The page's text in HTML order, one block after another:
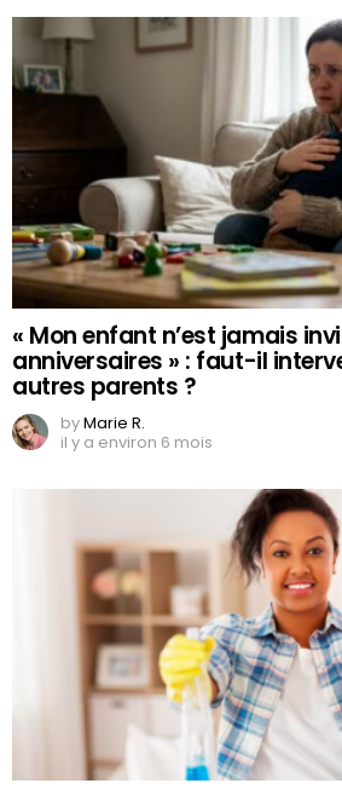
« Mon enfant n’est jamais
anniversaires » : faut-il
autres parents ?
byMarie R.
il y a environ 6 mois